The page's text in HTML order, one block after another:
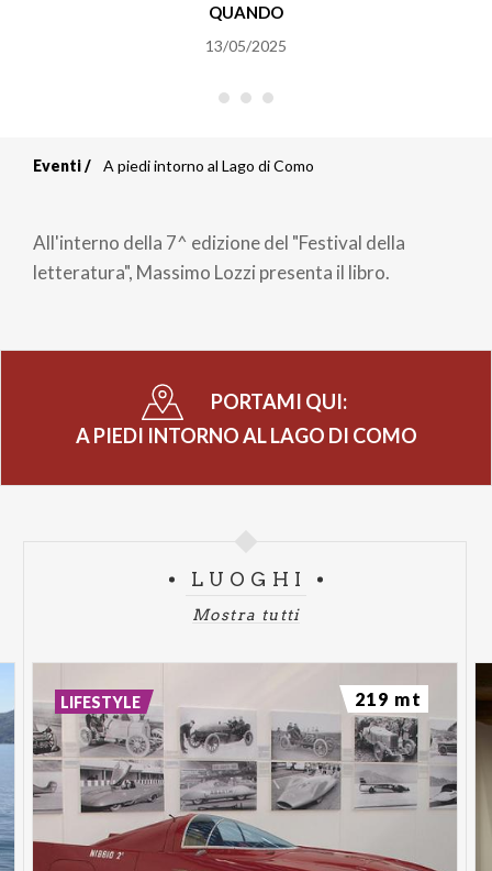
QUANDO
13/05/2025
Briciole
di
pane
Eventi A piedi intorno al Lago di Como
All'interno della 7^ edizione del "Festival della
letteratura", Massimo Lozzi presenta il libro.
PORTAMI QUI:
A PIEDI INTORNO AL LAGO DI COMO
LUOGHI
Mostra tutti
LIFESTYLE 219 mt